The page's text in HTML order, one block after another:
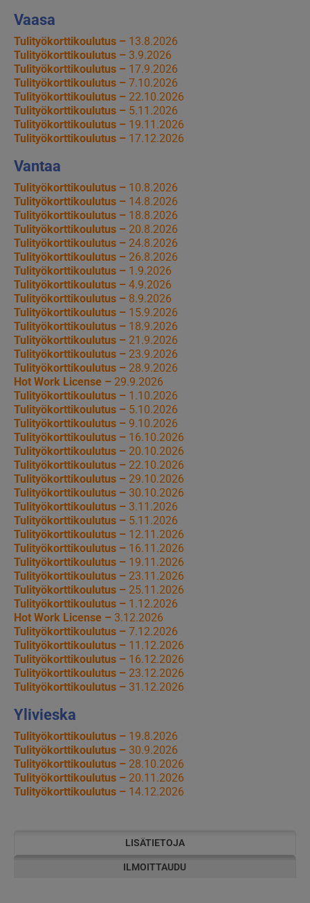
Vaasa
Tulityökorttikoulutus – 13.8.2026
Tulityökorttikoulutus – 3.9.2026
Tulityökorttikoulutus – 17.9.2026
Tulityökorttikoulutus – 7.10.2026
Tulityökorttikoulutus – 22.10.2026
Tulityökorttikoulutus – 5.11.2026
Tulityökorttikoulutus – 19.11.2026
Tulityökorttikoulutus – 17.12.2026
Vantaa
Tulityökorttikoulutus – 10.8.2026
Tulityökorttikoulutus – 14.8.2026
Tulityökorttikoulutus – 18.8.2026
Tulityökorttikoulutus – 20.8.2026
Tulityökorttikoulutus – 24.8.2026
Tulityökorttikoulutus – 26.8.2026
Tulityökorttikoulutus – 1.9.2026
Tulityökorttikoulutus – 4.9.2026
Tulityökorttikoulutus – 8.9.2026
Tulityökorttikoulutus – 15.9.2026
Tulityökorttikoulutus – 18.9.2026
Tulityökorttikoulutus – 21.9.2026
Tulityökorttikoulutus – 23.9.2026
Tulityökorttikoulutus – 28.9.2026
Hot Work License – 29.9.2026
Tulityökorttikoulutus – 1.10.2026
Tulityökorttikoulutus – 5.10.2026
Tulityökorttikoulutus – 9.10.2026
Tulityökorttikoulutus – 16.10.2026
Tulityökorttikoulutus – 20.10.2026
Tulityökorttikoulutus – 22.10.2026
Tulityökorttikoulutus – 29.10.2026
Tulityökorttikoulutus – 30.10.2026
Tulityökorttikoulutus – 3.11.2026
Tulityökorttikoulutus – 5.11.2026
Tulityökorttikoulutus – 12.11.2026
Tulityökorttikoulutus – 16.11.2026
Tulityökorttikoulutus – 19.11.2026
Tulityökorttikoulutus – 23.11.2026
Tulityökorttikoulutus – 25.11.2026
Tulityökorttikoulutus – 1.12.2026
Hot Work License – 3.12.2026
Tulityökorttikoulutus – 7.12.2026
Tulityökorttikoulutus – 11.12.2026
Tulityökorttikoulutus – 16.12.2026
Tulityökorttikoulutus – 23.12.2026
Tulityökorttikoulutus – 31.12.2026
Ylivieska
Tulityökorttikoulutus – 19.8.2026
Tulityökorttikoulutus – 30.9.2026
Tulityökorttikoulutus – 28.10.2026
Tulityökorttikoulutus – 20.11.2026
Tulityökorttikoulutus – 14.12.2026
LISÄTIETOJA
ILMOITTAUDU